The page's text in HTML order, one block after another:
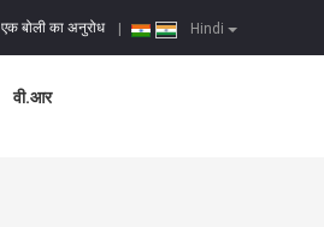
Hindi
एक बोली का अनुरोध
वी.आर